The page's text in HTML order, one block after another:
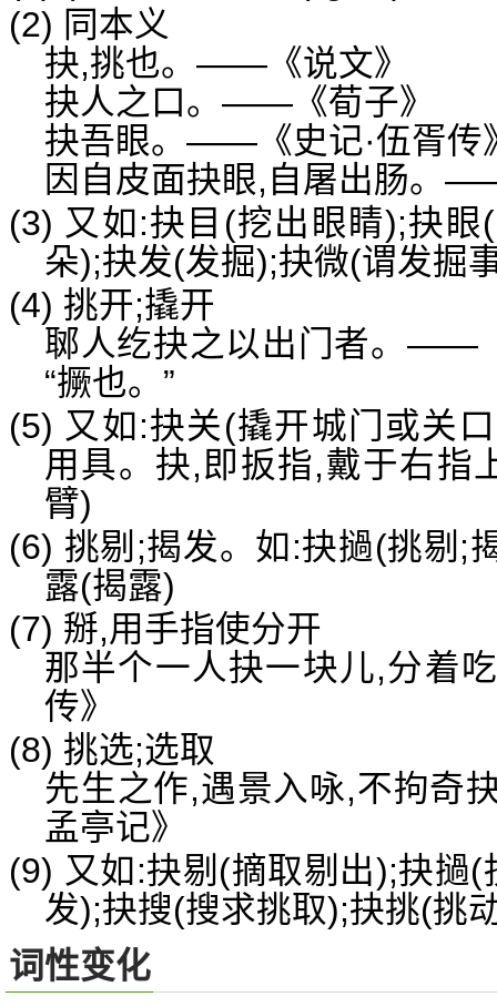
(2) 同本义
抉,挑也。——《说文》
抉人之口。——《荀子》
抉吾眼。——《史记·伍胥传
因自皮面抉眼,自屠出肠。
(3) 又如:抉目(挖出眼睛);抉
朵);抉发(发掘);抉微(谓发掘
(4) 挑开;撬开
郰人纥抉之以出门者。——
“撅也。”
(5) 又如:抉关(撬开城门或关
用具。抉,即扳指,戴于右指
臂)
(6) 挑剔;揭发。如:抉撾(挑剔;
露(揭露)
(7) 掰,用手指使分开
那半个一人抉一块儿,分着
传》
(8) 挑选;选取
先生之作,遇景入咏,不拘
孟亭记》
(9) 又如:抉剔(摘取剔出);抉撾
发);抉搜(搜求挑取);抉挑(挑
词性变化